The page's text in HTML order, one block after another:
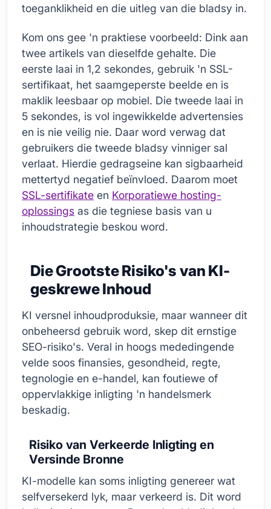
toeganklikheid en die uitleg van die bladsy in.
Kom ons gee 'n praktiese voorbeeld: Dink aan
twee artikels van dieselfde gehalte. Die
eerste laai in 1,2 sekondes, gebruik 'n SSL-
sertifikaat, het saamgeperste beelde en is
maklik leesbaar op mobiel. Die tweede laai in
5 sekondes, is vol ingewikkelde advertensies
en is nie veilig nie. Daar word verwag dat
gebruikers die tweede bladsy vinniger sal
verlaat. Hierdie gedragseine kan sigbaarheid
mettertyd negatief beïnvloed. Daarom moet
SSL-sertifikate en Korporatiewe hosting-
oplossings as die tegniese basis van u
inhoudstrategie beskou word.
Die Grootste Risiko's van KI-
geskrewe Inhoud
KI versnel inhoudproduksie, maar wanneer dit
onbeheersd gebruik word, skep dit ernstige
SEO-risiko's. Veral in hoogs mededingende
velde soos finansies, gesondheid, regte,
tegnologie en e-handel, kan foutiewe of
oppervlakkige inligting 'n handelsmerk
beskadig.
Risiko van Verkeerde Inligting en
Versinde Bronne
KI-modelle kan soms inligting genereer wat
selfversekerd lyk, maar verkeerd is. Dit word